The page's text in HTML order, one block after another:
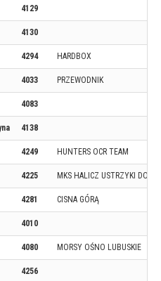
4129
4130
4294 HARDBOX
4033 PRZEWODNIK
4083
4138
4249 HUNTERS OCR TEAM
4225 MKS HALICZ USTRZYKI
4281 CISNA GÓRĄ
4010
4080 MORSY OŚNO LUBUSKIE
4256